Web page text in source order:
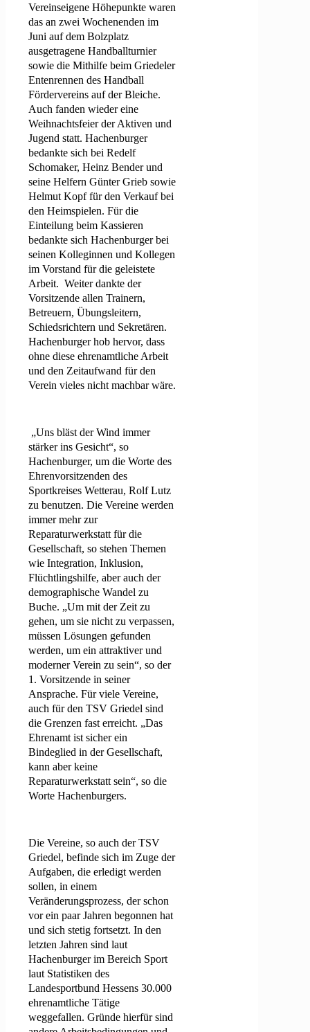
Vereinseigene Höhepunkte waren
das an zwei Wochenenden im
Juni auf dem Bolzplatz
ausgetragene Handballturnier
sowie die Mithilfe beim Griedeler
Entenrennen des Handball
Fördervereins auf der Bleiche.
Auch fanden wieder eine
Weihnachtsfeier der Aktiven und
Jugend statt. Hachenburger
bedankte sich bei Redelf
Schomaker, Heinz Bender und
seine Helfern Günter Grieb sowie
Helmut Kopf für den Verkauf bei
den Heimspielen. Für die
Einteilung beim Kassieren
bedankte sich Hachenburger bei
seinen Kolleginnen und Kollegen
im Vorstand für die geleistete
Arbeit. Weiter dankte der
Vorsitzende allen Trainern,
Betreuern, Übungsleitern,
Schiedsrichtern und Sekretären.
Hachenburger hob hervor, dass
ohne diese ehrenamtliche Arbeit
und den Zeitaufwand für den
Verein vieles nicht machbar wäre.
„Uns bläst der Wind immer
stärker ins Gesicht“, so
Hachenburger, um die Worte des
Ehrenvorsitzenden des
Sportkreises Wetterau, Rolf Lutz
zu benutzen. Die Vereine werden
immer mehr zur
Reparaturwerkstatt für die
Gesellschaft, so stehen Themen
wie Integration, Inklusion,
Flüchtlingshilfe, aber auch der
demographische Wandel zu
Buche. „Um mit der Zeit zu
gehen, um sie nicht zu verpassen,
müssen Lösungen gefunden
werden, um ein attraktiver und
moderner Verein zu sein“, so der
1. Vorsitzende in seiner
Ansprache. Für viele Vereine,
auch für den TSV Griedel sind
die Grenzen fast erreicht. „Das
Ehrenamt ist sicher ein
Bindeglied in der Gesellschaft,
kann aber keine
Reparaturwerkstatt sein“, so die
Worte Hachenburgers.
Die Vereine, so auch der TSV
Griedel, befinde sich im Zuge der
Aufgaben, die erledigt werden
sollen, in einem
Veränderungsprozess, der schon
vor ein paar Jahren begonnen hat
und sich stetig fortsetzt. In den
letzten Jahren sind laut
Hachenburger im Bereich Sport
laut Statistiken des
Landesportbund Hessens 30.000
ehrenamtliche Tätige
weggefallen. Gründe hierfür sind